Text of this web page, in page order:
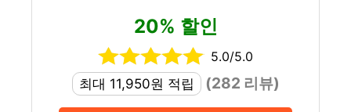
20% 할인
5.0/5.0
최대 11,950원 적립
(282 리뷰)